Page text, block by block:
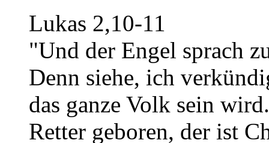
Lukas 2,10-11
"Und der Engel sprach
Denn siehe, ich
das ganze Volk sein
Retter geboren, der ist